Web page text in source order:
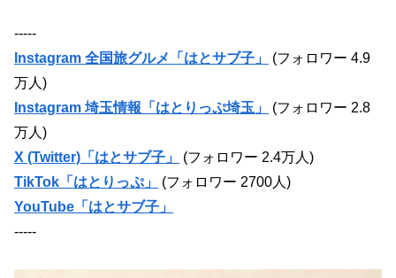
-----
Instagram 全国旅グルメ「はとサブ子」
(フォロワー 4.9
万人)
Instagram 埼玉情報「はとりっぷ埼玉」
(フォロワー 2.8
万人)
X (Twitter)「はとサブ子」
(フォロワー 2.4万人)
TikTok「はとりっぷ」
(フォロワー 2700人)
YouTube「はとサブ子」
-----